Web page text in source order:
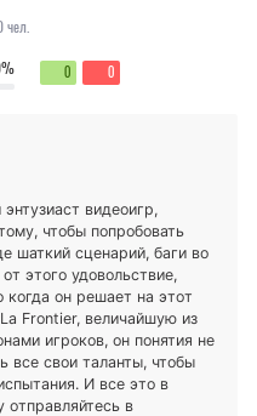
чел.
0 0
видеоигр,
чтобы попробовать
шаткий сценарий, баги во
этого удовольствие,
когда он решает на этот
Frontier, величайшую из
игроков, он понятия не
все свои таланты, чтобы
И все это в
отправляйтесь в